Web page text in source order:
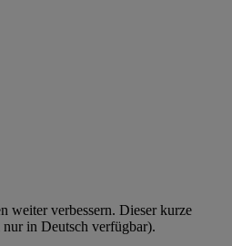
weiter verbessern. Dieser kurze
in Deutsch verfügbar).